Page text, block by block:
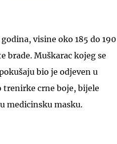
visine oko 185 do 190
brade. Muškarac kojeg se
bio je odjeven u
trenirke crne boje, bijele
medicinsku masku.